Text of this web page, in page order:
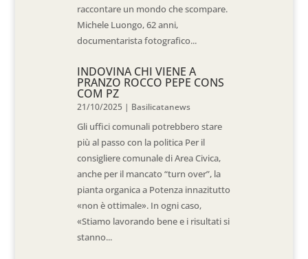
raccontare un mondo che scompare.
Michele Luongo, 62 anni,
documentarista fotografico...
INDOVINA CHI VIENE A
PRANZO ROCCO PEPE CONS
COM PZ
21/10/2025 | Basilicatanews
Gli uffici comunali potrebbero stare
più al passo con la politica Per il
consigliere comunale di Area Civica,
anche per il mancato “turn over”, la
pianta organica a Potenza innazitutto
«non è ottimale». In ogni caso,
«Stiamo lavorando bene e i risultati si
stanno...